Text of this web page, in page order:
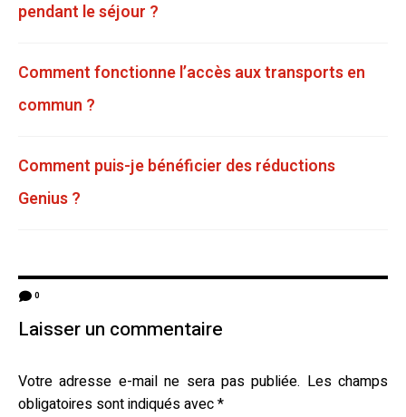
pendant le séjour ?
Comment fonctionne l’accès aux transports en
commun ?
Comment puis-je bénéficier des réductions
Genius ?
0
Laisser un commentaire
Votre adresse e-mail ne sera pas publiée. Les champs
obligatoires sont indiqués avec*